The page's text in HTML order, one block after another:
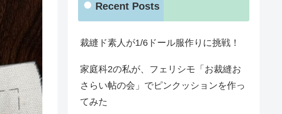
Recent Posts
裁縫ド素人が1/6ドール服作りに挑戦！
家庭科2の私が、フェリシモ「お裁縫お
さらい帖の会」でピンクッションを作っ
てみた